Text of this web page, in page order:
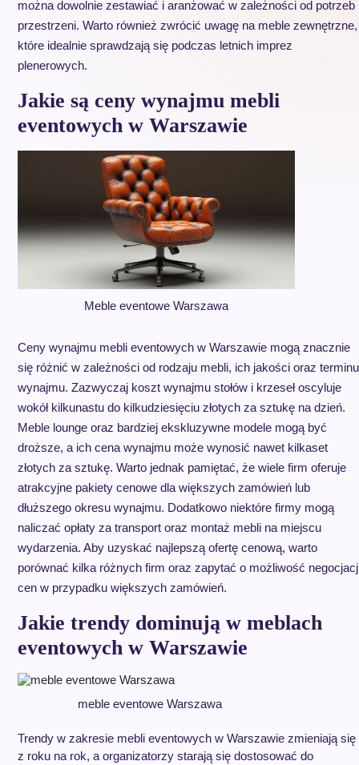
można dowolnie zestawiać i aranżować w zależności od potrzeb
przestrzeni. Warto również zwrócić uwagę na meble zewnętrzne,
które idealnie sprawdzają się podczas letnich imprez
plenerowych.
Jakie są ceny wynajmu mebli
eventowych w Warszawie
Meble eventowe Warszawa
Ceny wynajmu mebli eventowych w Warszawie mogą znacznie
się różnić w zależności od rodzaju mebli, ich jakości oraz terminu
wynajmu. Zazwyczaj koszt wynajmu stołów i krzeseł oscyluje
wokół kilkunastu do kilkudziesięciu złotych za sztukę na dzień.
Meble lounge oraz bardziej ekskluzywne modele mogą być
droższe, a ich cena wynajmu może wynosić nawet kilkaset
złotych za sztukę. Warto jednak pamiętać, że wiele firm oferuje
atrakcyjne pakiety cenowe dla większych zamówień lub
dłuższego okresu wynajmu. Dodatkowo niektóre firmy mogą
naliczać opłaty za transport oraz montaż mebli na miejscu
wydarzenia. Aby uzyskać najlepszą ofertę cenową, warto
porównać kilka różnych firm oraz zapytać o możliwość
cen w przypadku większych zamówień.
Jakie trendy dominują w meblach
eventowych w Warszawie
meble eventowe Warszawa
Trendy w zakresie mebli eventowych w Warszawie zmieniają się
z roku na rok, a organizatorzy starają się dostosować do